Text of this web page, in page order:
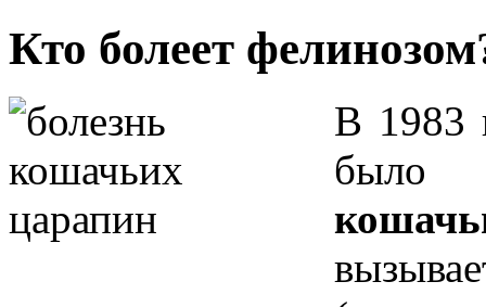
Кто болеет
В 1983
было